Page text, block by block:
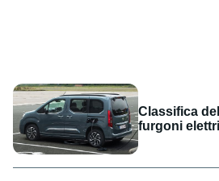
Classifica
furgoni